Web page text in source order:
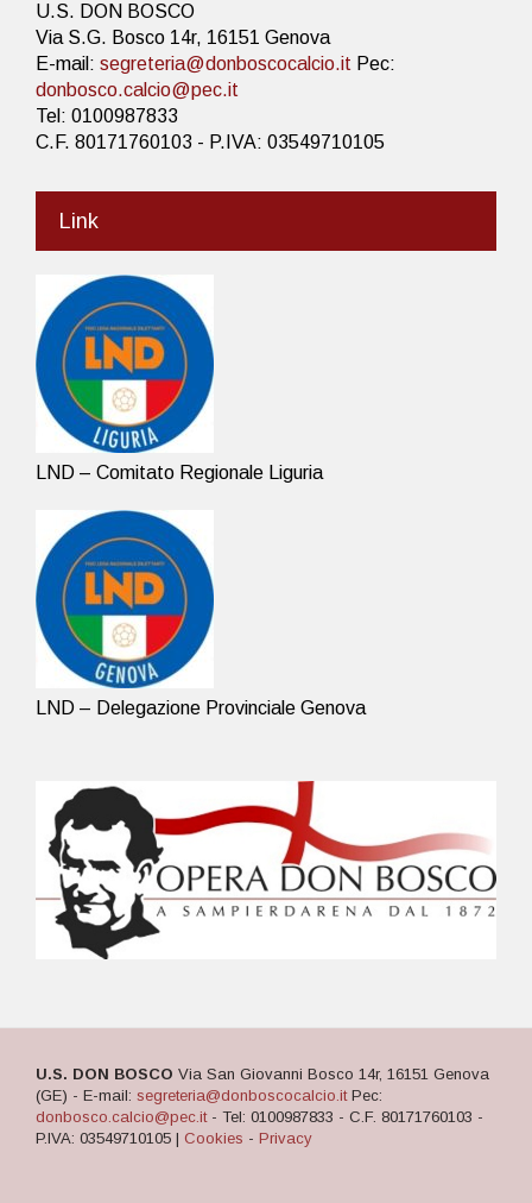
U.S. DON BOSCO
Via S.G. Bosco 14r, 16151 Genova
E-mail: segreteria@donboscocalcio.it Pec:
donbosco.calcio@pec.it
Tel: 0100987833
C.F. 80171760103 - P.IVA: 03549710105
Link
LND – Comitato Regionale Liguria
LND – Delegazione Provinciale Genova
U.S. DON BOSCO Via San Giovanni Bosco 14r, 16151 Genova
(GE) - E-mail: segreteria@donboscocalcio.itPec:
donbosco.calcio@pec.it- Tel: 0100987833 - C.F. 80171760103 -
P.IVA: 03549710105 | Cookies - Privacy